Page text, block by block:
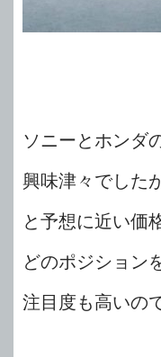
ソニーとホンダ
興味津々でした
と予想に近い価
どのポジション
注目度も高いの